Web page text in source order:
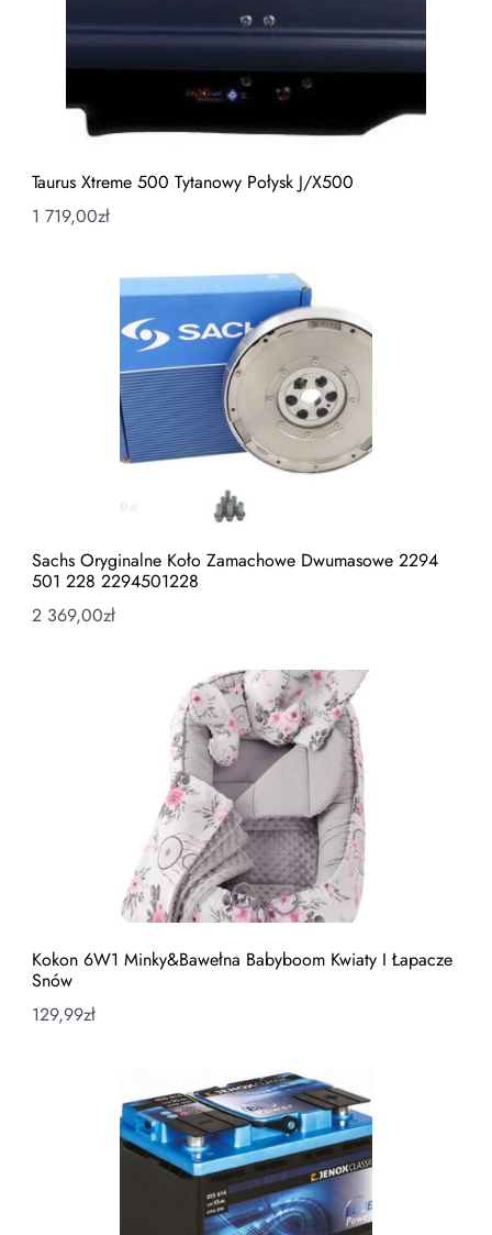
Taurus Xtreme 500 Tytanowy Połysk J/X500
1 719,00zł
Sachs Oryginalne Koło Zamachowe Dwumasowe 2294
501 228 2294501228
2 369,00zł
Kokon 6W1 Minky&Bawełna Babyboom Kwiaty I Łapacze
Snów
129,99zł